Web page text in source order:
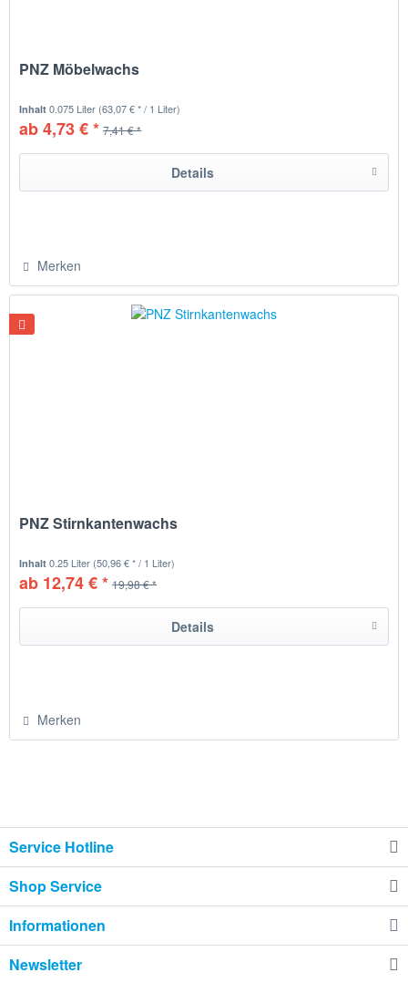
PNZ Möbelwachs
Inhalt0.075 Liter (63,07 € * / 1 Liter)
ab 4,73 € * 7,41 € *
Details
Merken
PNZ Stirnkantenwachs
Inhalt0.25 Liter (50,96 € * / 1 Liter)
ab 12,74 € * 19,98 € *
Details
Merken
Service Hotline
Shop Service
Informationen
Newsletter